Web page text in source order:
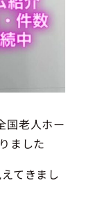
国老人ホー
ました
てきまし